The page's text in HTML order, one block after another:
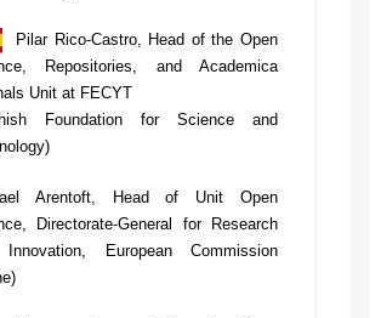
Modera: Por confirmar
Auditorio de la Facultad de
Ciencias Políticas y Sociales,
12:15 - 13:00
PANEL
“El ecosistema sin fines de
Pilar Rico-Castro, Head of the Open
Repositories, and Academica
Unit at FECYT
Foundation for Science and
Arentoft, Head of Unit Open
Directorate-General for Research
European Commission